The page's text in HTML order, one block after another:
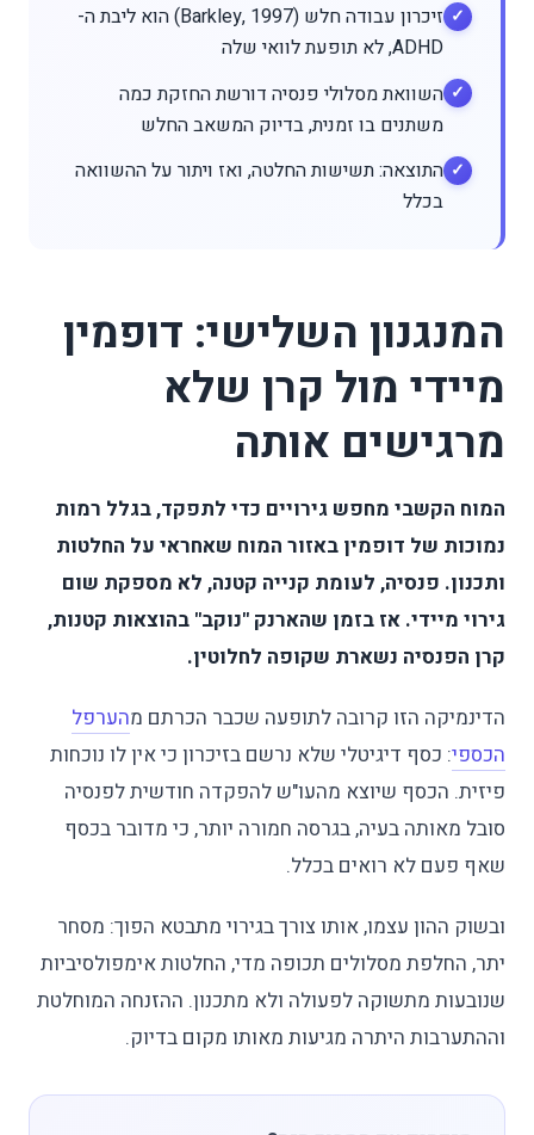
זיכרון עבודה חלש (Barkley, 1997) הוא ליבת ה-
ADHD, לא תופעת לוואי שלה
השוואת מסלולי פנסיה דורשת החזקת כמה
משתנים בו זמנית, בדיוק המשאב החלש
התוצאה: תשישות החלטה, ואז ויתור על ההשוואה
בכלל
המנגנון השלישי: דופמין
מיידי מול קרן שלא
מרגישים אותה
המוח הקשבי מחפש גירויים כדי לתפקד, בגלל רמות
נמוכות של דופמין באזור המוח שאחראי על החלטות
ותכנון. פנסיה, לעומת קנייה קטנה, לא מספקת שום
גירוי מיידי. אז בזמן שהארנק "נוקב" בהוצאות קטנות,
קרן הפנסיה נשארת שקופה לחלוטין.
הדינמיקה הזו קרובה לתופעה שכבר הכרתם מהערפל
הכספי: כסף דיגיטלי שלא נרשם בזיכרון כי אין לו נוכחות
פיזית. הכסף שיוצא מהעו"ש להפקדה חודשית לפנסיה
סובל מאותה בעיה, בגרסה חמורה יותר, כי מדובר בכסף
שאף פעם לא רואים בכלל.
ובשוק ההון עצמו, אותו צורך בגירוי מתבטא הפוך: מסחר
יתר, החלפת מסלולים תכופה מדי, החלטות אימפולסיביות
שנובעות מתשוקה לפעולה ולא מתכנון. ההזנחה המוחלטת
וההתערבות היתרה מגיעות מאותו מקום בדיוק.